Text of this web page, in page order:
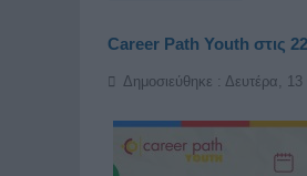
Career Path Youth στις
Δημοσιεύθηκε : Δευτέρα,